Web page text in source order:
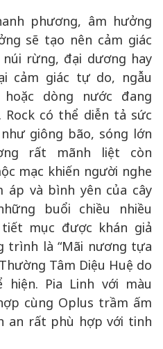
phương, âm hưởng
sẽ tạo nên cảm giác
rừng, đại dương hay
cảm giác tự do, ngẫu
dòng nước đang
có thể diễn tả sức
giông bão, sóng lớn
rất mãnh liệt còn
mạc khiến người nghe
áp và bình yên của cây
buổi chiều nhiều
mục được khán giả
trình là “Mãi nương tựa
Tâm Diệu Huệ do
hiện. Pia Linh với màu
cùng Oplus trầm ấm
an rất phù hợp với tinh